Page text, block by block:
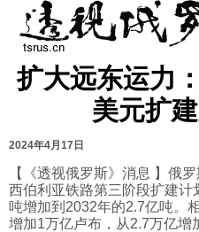
首页
国际
时政
陆军
军事合作
工业
能源
农业
美食
娱乐
高清图片
漫画
视频
图表
扩大远东运力
美元扩
2024年4月17日
【《透视俄罗斯》消息 】俄
西伯利亚铁路第三阶段扩建
吨增加到2032年的2.7亿吨。
增加1万亿卢布，从2.7万亿增